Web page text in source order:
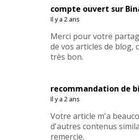
compte ouvert sur
Il y a 2 ans
Merci pour votre
de vos articles de blog,
très bon.
recommandation de
Il y a 2 ans
Votre article m'a
d'autres contenus
remercie.